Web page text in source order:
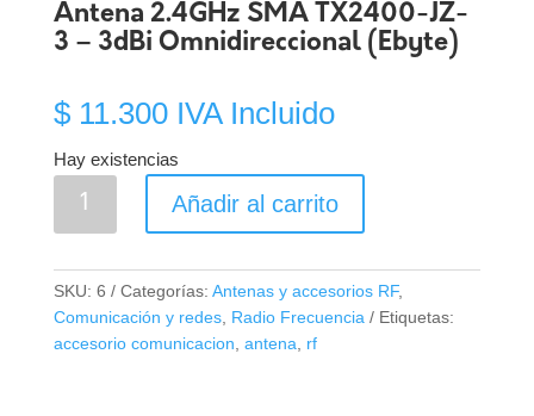
Antena 2.4GHz SMA TX2400-JZ-
3 – 3dBi Omnidireccional (Ebyte)
$11.300 IVA Incluido
Hay existencias
Antena
JZ-
3
Añadir al carrito
SKU: 6 Categorías: Antenas y accesorios RF,
Comunicación y redes, Radio Frecuencia
Etiquetas:
accesorio comunicacion antena rf